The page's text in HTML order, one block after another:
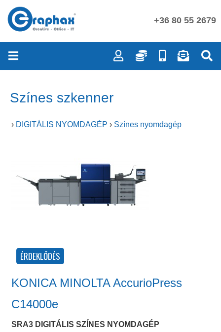
+36 80 55 2679
Színes szkenner
› DIGITÁLIS NYOMDAGÉP › Színes nyomdagép
KONICA MINOLTA AccurioPress
C14000e
SRA3 DIGITÁLIS SZÍNES NYOMDAGÉP